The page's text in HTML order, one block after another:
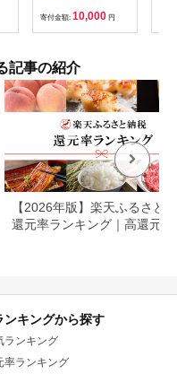
高級 マンゴー 家庭用
旬 ブランド フレッシ
ュ フルーツ 果物 果実
ながさき 長崎県 佐世
保市
寄付金額: 10,000 円
記事の紹介
【2026年版】楽天ふるさと
還元率ランキング｜高還元率
ンキングから探す
ランキング
率ランキング